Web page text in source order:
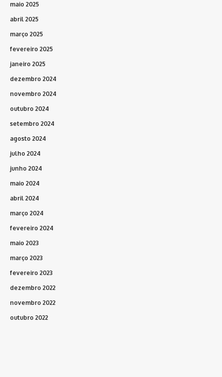
maio 2025
abril 2025
março 2025
fevereiro 2025
janeiro 2025
dezembro 2024
novembro 2024
outubro 2024
setembro 2024
agosto 2024
julho 2024
junho 2024
maio 2024
abril 2024
março 2024
fevereiro 2024
maio 2023
março 2023
fevereiro 2023
dezembro 2022
novembro 2022
outubro 2022